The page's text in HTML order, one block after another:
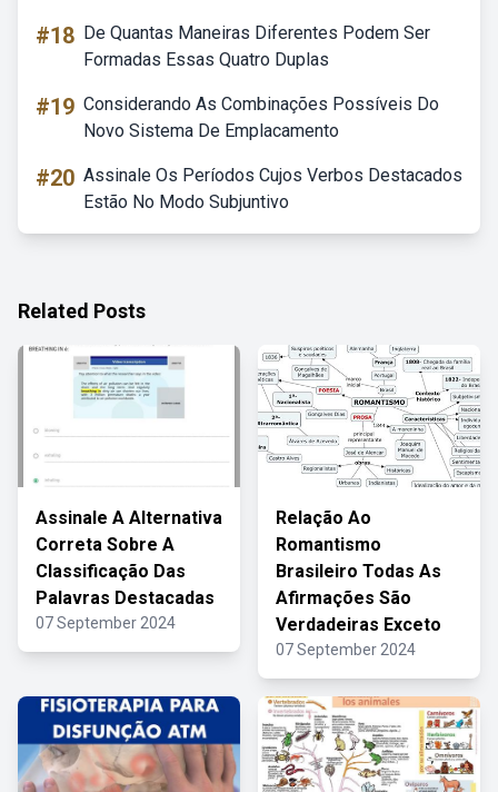
#18 De Quantas Maneiras Diferentes Podem Ser
Formadas Essas Quatro Duplas
#19 Considerando As Combinações Possíveis Do
Novo Sistema De Emplacamento
#20 Assinale Os Períodos Cujos Verbos Destacados
Estão No Modo Subjuntivo
Related Posts
Assinale A Alternativa
Correta Sobre A
Classificação Das
Palavras Destacadas
07 September 2024
Relação Ao
Romantismo
Brasileiro Todas As
Afirmações São
Verdadeiras Exceto
07 September 2024